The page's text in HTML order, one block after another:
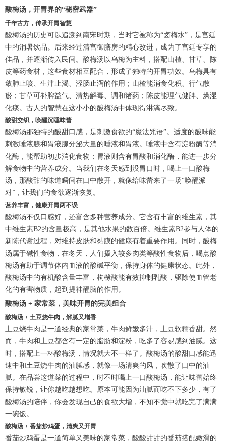
酸梅汤，开胃界的“秘密武器”
千年古方，传承开胃智慧
酸梅汤的历史可以追溯到南宋时期，当时它被称为“卤梅水”，是宫廷
中的消暑饮品。后来经过清宫御膳房的精心改进，成为了宫廷专享的
佳品，并逐渐传入民间。酸梅汤以乌梅为主料，搭配山楂、甘草、陈
皮等药食材，这些食材相互配合，形成了独特的开胃功效。乌梅具有
敛肺止咳、生津止渴、涩肠止泻的作用；山楂能消食化积、行气散
瘀；甘草可补脾益气、清热解毒、调和诸药；陈皮能理气健脾、燥湿
化痰。古人的智慧在这小小的酸梅汤中体现得淋漓尽致。
酸甜交织，唤醒沉睡味蕾
酸梅汤那独特的酸甜口感，是刺激食欲的“魔法咒语”。适度的酸味能
刺激唾液腺和胃液腺分泌大量的唾液和胃液。唾液中含有淀粉酶等消
化酶，能帮助初步消化食物；胃液则含有胃酸和消化酶，能进一步分
解食物中的营养成分。当我们在冬天感到没胃口时，喝上一口酸梅
汤，那酸甜的味道瞬间在口中散开，就像给味蕾来了一场“唤醒派
对”，让我们的食欲逐渐恢复。
营养丰富，健康开胃两不误
酸梅汤不仅口感好，还富含多种营养成分。它含有丰富的维生素，其
中维生素B2的含量极高，是其他水果的数百倍。维生素B2参与人体的
新陈代谢过程，对维持皮肤和黏膜的健康有着重要作用。同时，酸梅
汤属于碱性食物，在冬天，人们摄入较多肉类等酸性食物后，喝点酸
梅汤有助于调节体内血液的酸碱平衡，保持身体的健康状态。此外，
酸梅汤中的有机酸含量丰富，枸橼酸能有效抑制乳酸，驱除使血管老
化的有害物质，起到提神醒脑的作用。
酸梅汤 + 家常菜，美味开胃的完美组合
酸梅汤 + 土豆烧牛肉，解腻又增香
土豆烧牛肉是一道经典的家常菜，牛肉鲜嫩多汁，土豆软糯香甜。然
而，牛肉和土豆都含有一定的脂肪和淀粉，吃多了容易感到油腻。这
时，搭配上一杯酸梅汤，情况就大不一样了。酸梅汤的酸甜口感能迅
速中和土豆烧牛肉的油腻感，就像一场清爽的风，吹散了口中的油
腻。在品尝这道菜的过程中，时不时喝上一口酸梅汤，能让味蕾始终
保持敏锐，让你越吃越想吃。原本可能因为油腻而吃不下多少，有了
酸梅汤的陪伴，你会发现自己的食欲大增，不知不觉中就吃完了满满
一碗饭。
酸梅汤 + 番茄炒鸡蛋，清爽又开胃
番茄炒鸡蛋是一道简单又美味的家常菜，酸酸甜甜的番茄搭配嫩滑的